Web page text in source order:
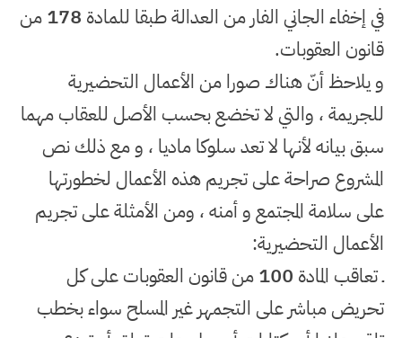
في إخفاء الجاني الفار من العدالة طبقا للمادة 178من
قانون العقوبات.
و يلاحظ أنّ هناك صورا من الأعمال التحضيرية
للجريمة ، والتي لا تخضع بحسب الأصل للعقاب مهما
سبق بيانه لأنها لا تعد سلوكا ماديا ، و مع ذلك نص
المشروع صراحة على تجريم هذه الأعمال لخطورتها
على سلامة المجتمع و أمنه ، ومن الأمثلة على تجريم
الأعمال التحضيرية:
ـ تعاقب المادة 100من قانون العقوبات على كل
تحريض مباشر على التجمهر غير المسلح سواء بخطب